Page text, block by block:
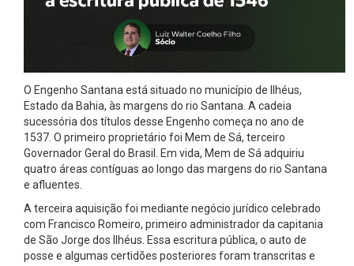
O Engenho Santana está situado no município de Ilhéus,
Estado da Bahia, às margens do rio Santana. A cadeia
sucessória dos títulos desse Engenho começa no ano de
1537. O primeiro proprietário foi Mem de Sá, terceiro
Governador Geral do Brasil. Em vida, Mem de Sá adquiriu
quatro áreas contíguas ao longo das margens do rio Santana
e afluentes.
A terceira aquisição foi mediante negócio jurídico celebrado
com Francisco Romeiro, primeiro administrador da capitania
de São Jorge dos Ilhéus. Essa escritura pública, o auto de
posse e algumas certidões posteriores foram transcritas e